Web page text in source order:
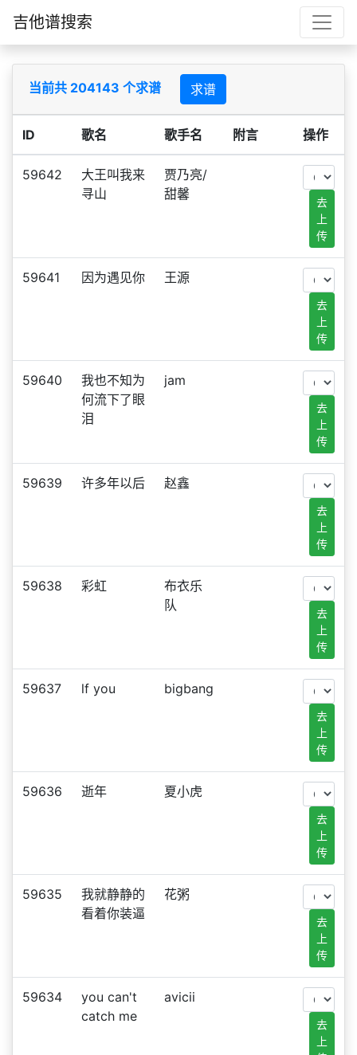
吉他谱搜索
当前共 204143 个求谱 求谱
ID 歌名 歌手名 附言 操作
59642
大王叫我来
寻山
贾乃亮/
甜馨
去
上
传
59641 因为遇见你 王源
去
上
传
59640
我也不知为
何流下了眼
泪
jam
去
上
传
59639 许多年以后 赵鑫
去
上
传
59638 彩虹
布衣乐
队
去
上
传
59637 lf you bigbang
去
上
传
59636 逝年 夏小虎
去
上
传
59635
我就静静的
看着你装逼
花粥
去
上
传
59634
you can't
catch me
avicii
去
上